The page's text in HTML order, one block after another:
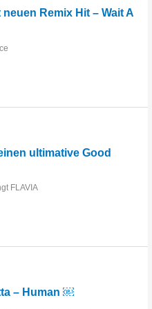
Remix Hit – Wait A
ultimative Good
FLAVIA
– Human ￼